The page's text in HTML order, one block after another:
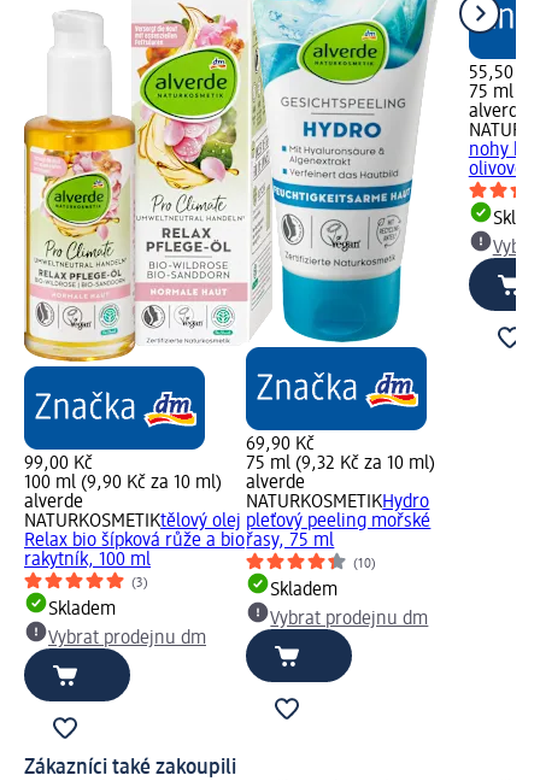
99,00 Kč
100 ml (9,90 Kč za 10 ml)
alverde
NATURKOSMETIKtělový olej
Relax bio šípková růže a bio
rakytník, 100 ml
(3)
Skladem
Vybrat prodejnu dm
69,90 Kč
75 ml (9,32 Kč za 10 ml)
alverde
NATURKOSMETIKHydro
pleťový peeling mořské
řasy, 75 ml
(10)
Skladem
Vybrat prodejnu dm
55,50 Kč
75 ml
alverde
nohy
olivové
Zákazníci také zakoupili